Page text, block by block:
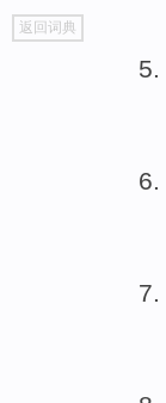
go
top
返回词典